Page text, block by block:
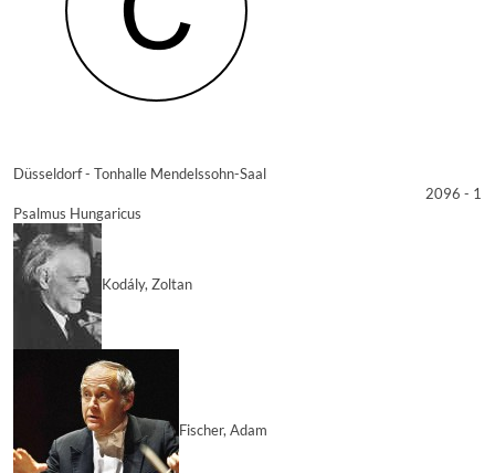
Düsseldorf - Tonhalle Mendelssohn-Saal
2096 - 1
Psalmus Hungaricus
Kodály, Zoltan
Fischer, Adam